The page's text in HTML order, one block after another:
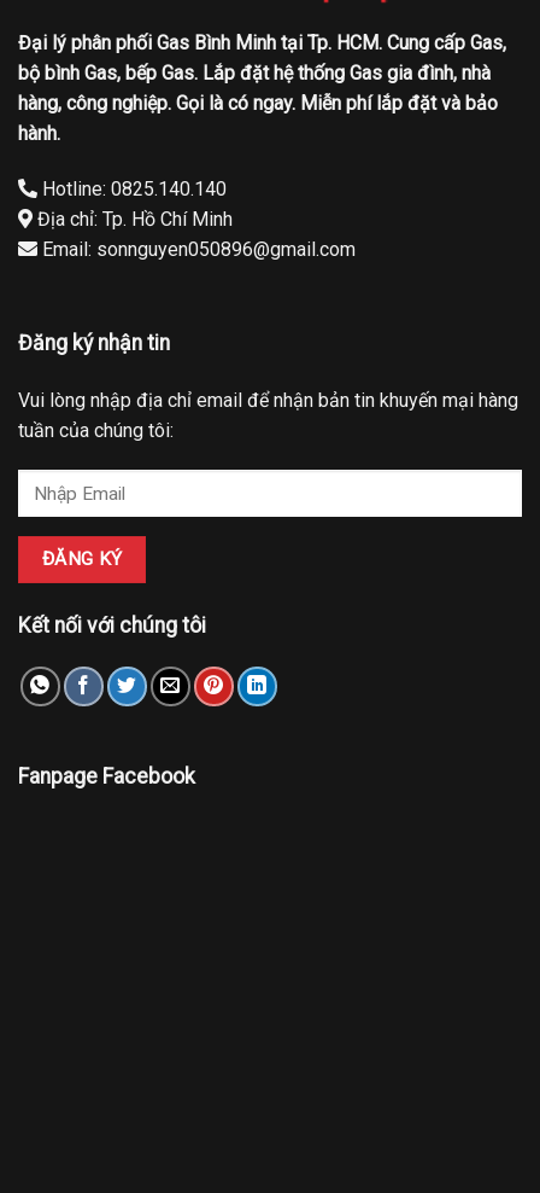
Đại lý phân phối Gas Bình Minh tại Tp. HCM. Cung cấp Gas,
bộ bình Gas, bếp Gas. Lắp đặt hệ thống Gas gia đình, nhà
hàng, công nghiệp. Gọi là có ngay. Miễn phí lắp đặt và bảo
hành.
Hotline: 0825.140.140
Địa chỉ: Tp. Hồ Chí Minh
Email: sonnguyen050896@gmail.com
Đăng ký nhận tin
Vui lòng nhập địa chỉ email để nhận bản tin khuyến mại hàng
tuần của chúng tôi:
Kết nối với chúng tôi
Fanpage Facebook